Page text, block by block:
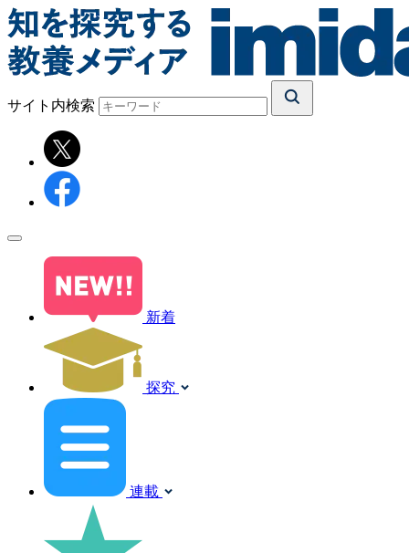
サイト内検索
新着
探究
連載